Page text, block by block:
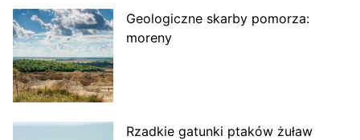
Geologiczne skarby pomorza:
moreny
Rzadkie gatunki ptaków żuław